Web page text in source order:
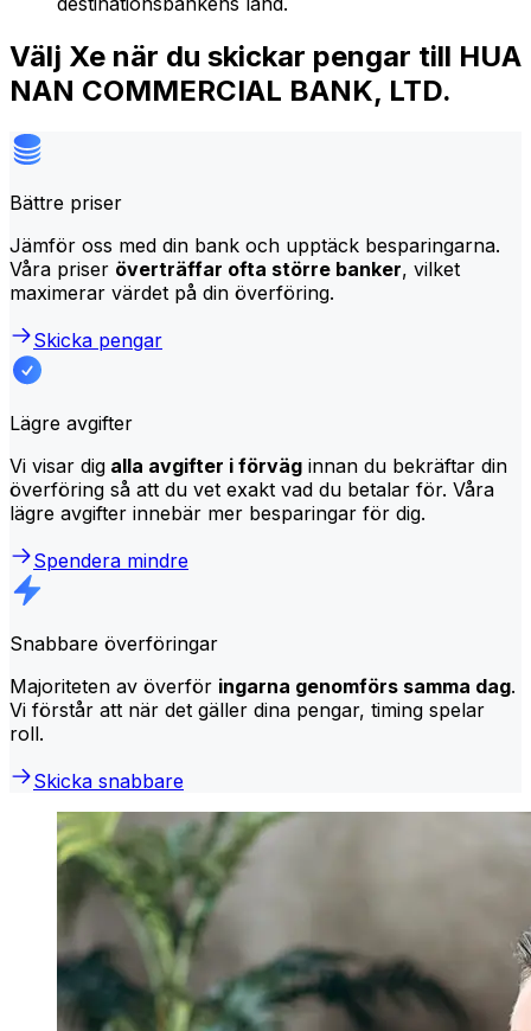
Välj Xe när du skickar pengar till HUA
NAN COMMERCIAL BANK, LTD.
Bättre priser
Jämför oss med din bank och upptäck besparingarna.
Våra priser överträffar ofta större banker, vilket
maximerar värdet på din överföring.
Skicka pengar
Lägre avgifter
Vi visar dig alla avgifter i förväg innan du bekräftar din
överföring så att du vet exakt vad du betalar för. Våra
lägre avgifter innebär mer besparingar för dig.
Spendera mindre
Snabbare överföringar
Majoriteten av överför ingarna genomförs samma dag.
Vi förstår att när det gäller dina pengar, timing spelar
roll.
Skicka snabbare